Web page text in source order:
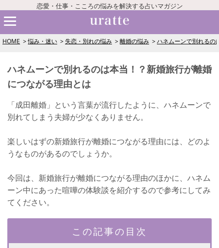
恋愛・仕事・こころの悩みを解決する占いマガジン
HOME 悩み・迷い 失恋・別れの悩み 離婚の悩み ハネムーンで別れるの
ハネムーンで別れるのは本当！？新婚旅行が離婚
につながる理由とは
「成田離婚」という言葉が流行したように、ハネムーンで
別れてしまう夫婦が少なくありません。
楽しいはずの新婚旅行が離婚につながる理由には、どのよ
うなものがあるのでしょうか。
今回は、新婚旅行が離婚につながる理由のほかに、ハネム
ーン中にあった喧嘩の体験談を紹介するので参考にしてみ
てください。
この記事の目次